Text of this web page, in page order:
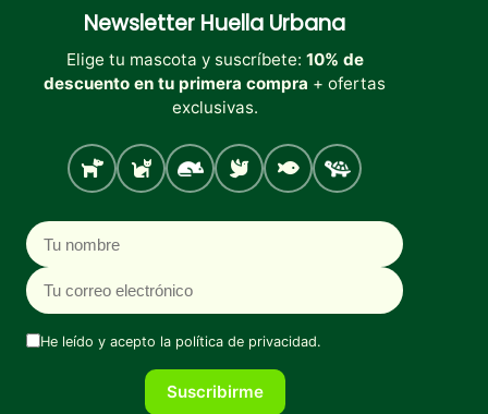
Newsletter Huella Urbana
Elige tu mascota y suscríbete: 10% de
descuento en tu primera compra + ofertas
exclusivas.
Perro Gato Roedores
Aves PecesTortugas
Nombre
Correo electrónico
He leído y acepto la política de privacidad.
Suscribirme